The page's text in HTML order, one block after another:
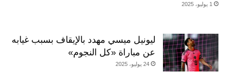
1 يوليو، 2025
ليونيل ميسي مهدد بالإيقاف بسبب غيابه
عن مباراة «كل النجوم»
24 يوليو، 2025